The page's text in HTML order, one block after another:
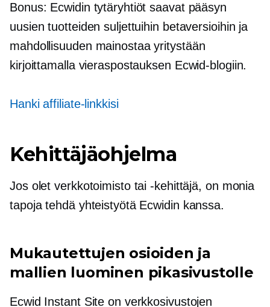
Bonus: Ecwidin tytäryhtiöt saavat pääsyn
uusien tuotteiden suljettuihin betaversioihin ja
mahdollisuuden mainostaa yritystään
kirjoittamalla vieraspostauksen Ecwid-blogiin.
Hanki affiliate-linkkisi
Kehittäjäohjelma
Jos olet verkkotoimisto tai -kehittäjä, on monia
tapoja tehdä yhteistyötä Ecwidin kanssa.
Mukautettujen osioiden ja
mallien luominen pikasivustolle
Ecwid Instant Site on verkkosivustojen